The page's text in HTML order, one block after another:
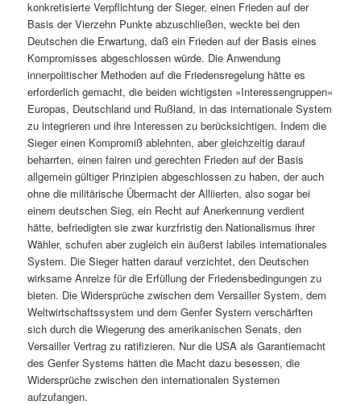
konkretisierte Verpflichtung der Sieger, einen Frieden auf der
Basis der Vierzehn Punkte abzuschließen, weckte bei den
Deutschen die Erwartung, daß ein Frieden auf der Basis eines
Kompromisses abgeschlossen würde. Die Anwendung
innerpolitischer Methoden auf die Friedensregelung hätte es
erforderlich gemacht, die beiden wichtigsten »Interessengruppen«
Europas, Deutschland und Rußland, in das internationale System
zu integrieren und ihre Interessen zu berücksichtigen. Indem die
Sieger einen Kompromiß ablehnten, aber gleichzeitig darauf
beharrten, einen fairen und gerechten Frieden auf der Basis
allgemein gültiger Prinzipien abgeschlossen zu haben, der auch
ohne die militärische Übermacht der Alliierten, also sogar bei
einem deutschen Sieg, ein Recht auf Anerkennung verdient
hätte, befriedigten sie zwar kurzfristig den Nationalismus ihrer
Wähler, schufen aber zugleich ein äußerst labiles internationales
System. Die Sieger hatten darauf verzichtet, den Deutschen
wirksame Anreize für die Erfüllung der Friedensbedingungen zu
bieten. Die Widersprüche zwischen dem Versailler System, dem
Weltwirtschaftssystem und dem Genfer System verschärften
sich durch die Wiegerung des amerikanischen Senats, den
Versailler Vertrag zu ratifizieren. Nur die USA als Garantiemacht
des Genfer Systems hätten die Macht dazu besessen, die
Widersprüche zwischen den internationalen Systemen
aufzufangen.